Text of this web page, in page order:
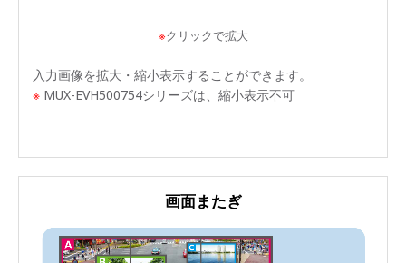
※クリックで拡大
入力画像を拡大・縮小表示することができます。
※ MUX-EVH500754シリーズは、縮小表示不可
画面またぎ